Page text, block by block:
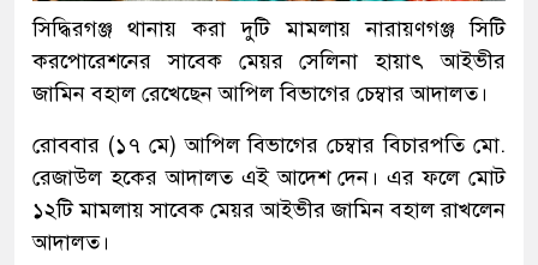
সিদ্ধিরগঞ্জ থানায় করা দুটি মামলায় নারায়ণগঞ্জ সিটি
করপোরেশনের সাবেক মেয়র সেলিনা হায়াৎ আইভীর
জামিন বহাল রেখেছেন আপিল বিভাগের চেম্বার আদালত।
রোববার (১৭ মে) আপিল বিভাগের চেম্বার বিচারপতি মো.
রেজাউল হকের আদালত এই আদেশ দেন। এর ফলে মোট
১২টি মামলায় সাবেক মেয়র আইভীর জামিন বহাল রাখলেন
আদালত।